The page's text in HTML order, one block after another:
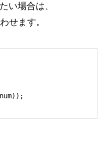
い場合は、
せます。